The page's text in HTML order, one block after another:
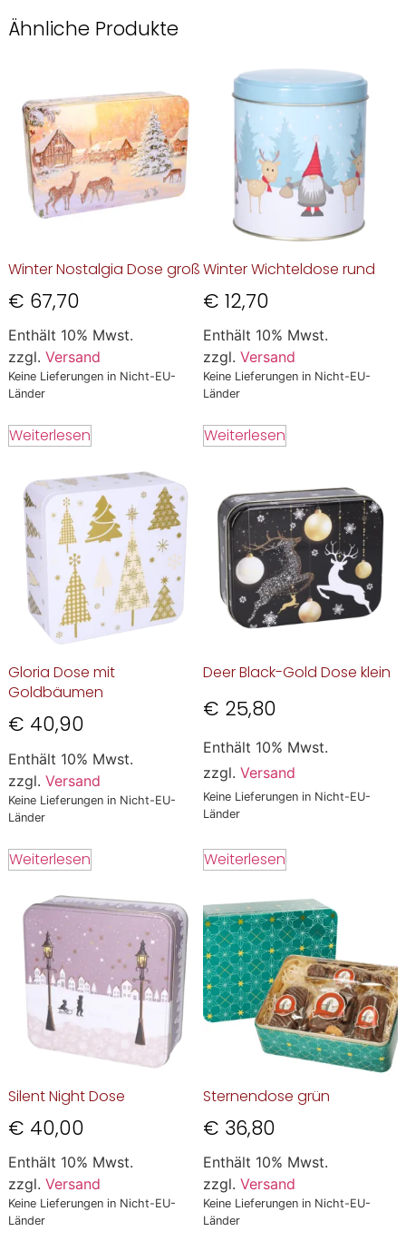
Ähnliche Produkte
Winter Nostalgia Dose groß
€ 67,70
Enthält 10% Mwst.
zzgl. Versand
Keine Lieferungen in Nicht-EU-
Länder
Weiterlesen
Winter Wichteldose rund
€ 12,70
Enthält 10% Mwst.
zzgl. Versand
Keine Lieferungen in Nicht-EU-
Länder
Weiterlesen
Gloria Dose mit
Goldbäumen
€ 40,90
Enthält 10% Mwst.
zzgl. Versand
Keine Lieferungen in Nicht-EU-
Länder
Weiterlesen
Deer Black-Gold Dose klein
€ 25,80
Enthält 10% Mwst.
zzgl. Versand
Keine Lieferungen in Nicht-EU-
Länder
Weiterlesen
Silent Night Dose
€ 40,00
Enthält 10% Mwst.
zzgl. Versand
Keine Lieferungen in Nicht-EU-
Länder
Sternendose grün
€ 36,80
Enthält 10% Mwst.
zzgl. Versand
Keine Lieferungen in Nicht-EU-
Länder